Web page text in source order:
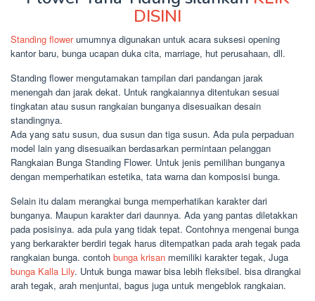
DISINI
Standing flowerumumnya digunakan untuk acara suksesi opening
kantor baru, bunga ucapan duka cita, marriage, hut perusahaan, dll.
Standing flower mengutamakan tampilan dari pandangan jarak
menengah dan jarak dekat. Untuk rangkaiannya ditentukan sesuai
tingkatan atau susun rangkaian bunganya disesuaikan desain
standingnya.
Ada yang satu susun, dua susun dan tiga susun. Ada pula perpaduan
model lain yang disesuaikan berdasarkan permintaan pelanggan
Rangkaian Bunga Standing Flower. Untuk jenis pemilihan bunganya
dengan memperhatikan estetika, tata warna dan komposisi bunga.
Selain itu dalam merangkai bunga memperhatikan karakter dari
bunganya. Maupun karakter dari daunnya. Ada yang pantas diletakkan
pada posisinya. ada pula yang tidak tepat. Contohnya mengenai bunga
yang berkarakter berdiri tegak harus ditempatkan pada arah tegak pada
rangkaian bunga. contoh bunga krisan memiliki karakter tegak, Juga
bunga Kalla Lily. Untuk bunga mawar bisa lebih fleksibel. bisa dirangkai
arah tegak, arah menjuntai, bagus juga untuk mengeblok rangkaian.